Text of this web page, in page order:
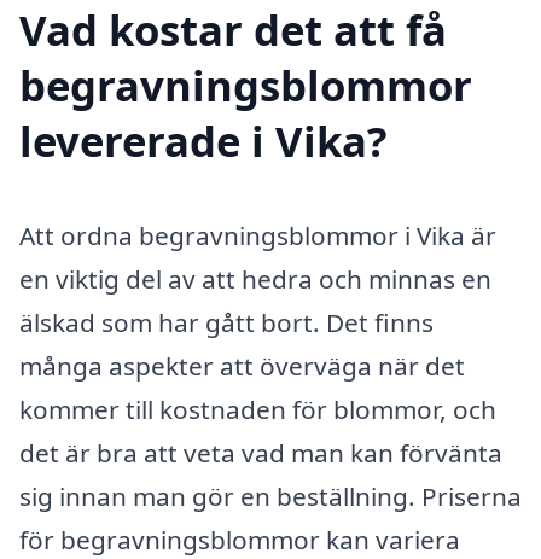
Vad kostar det att få
begravningsblommor
levererade i Vika?
Att ordna begravningsblommor i Vika är
en viktig del av att hedra och minnas en
älskad som har gått bort. Det finns
många aspekter att överväga när det
kommer till kostnaden för blommor, och
det är bra att veta vad man kan förvänta
sig innan man gör en beställning. Priserna
för begravningsblommor kan variera